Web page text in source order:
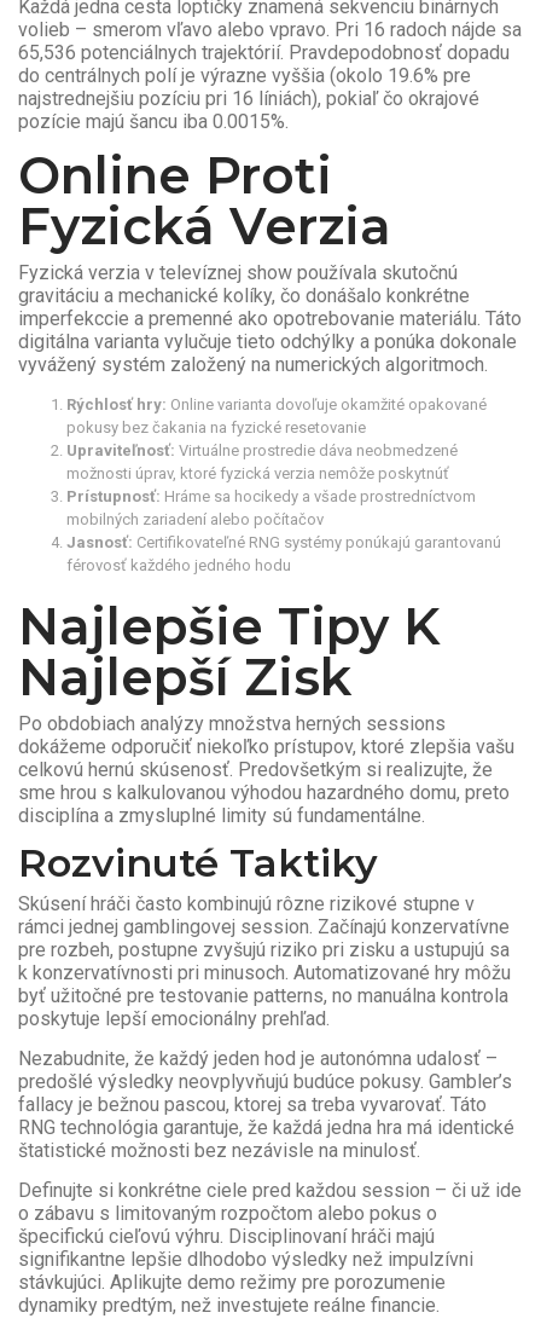
Každá jedna cesta loptičky znamená sekvenciu binárnych
volieb – smerom vľavo alebo vpravo. Pri 16 radoch nájde sa
65,536 potenciálnych trajektórií. Pravdepodobnosť dopadu
do centrálnych polí je výrazne vyššia (okolo 19.6% pre
najstrednejšiu pozíciu pri 16 líniách), pokiaľ čo okrajové
pozície majú šancu iba 0.0015%.
Online Proti
Fyzická Verzia
Fyzická verzia v televíznej show používala skutočnú
gravitáciu a mechanické kolíky, čo donášalo konkrétne
imperfekccie a premenné ako opotrebovanie materiálu. Táto
digitálna varianta vylučuje tieto odchýlky a ponúka dokonale
vyvážený systém založený na numerických algoritmoch.
Rýchlosť hry: Online varianta dovoľuje okamžité opakované
pokusy bez čakania na fyzické resetovanie
Upraviteľnosť: Virtuálne prostredie dáva neobmedzené
možnosti úprav, ktoré fyzická verzia nemôže poskytnúť
Prístupnosť: Hráme sa hocikedy a všade prostredníctvom
mobilných zariadení alebo počítačov
Jasnosť: Certifikovateľné RNG systémy ponúkajú garantovanú
férovosť každého jedného hodu
Najlepšie Tipy K
Najlepší Zisk
Po obdobiach analýzy množstva herných sessions
dokážeme odporučiť niekoľko prístupov, ktoré zlepšia vašu
celkovú hernú skúsenosť. Predovšetkým si realizujte, že
sme hrou s kalkulovanou výhodou hazardného domu, preto
disciplína a zmysluplné limity sú fundamentálne.
Rozvinuté Taktiky
Skúsení hráči často kombinujú rôzne rizikové stupne v
rámci jednej gamblingovej session. Začínajú konzervatívne
pre rozbeh, postupne zvyšujú riziko pri zisku a ustupujú sa
k konzervatívnosti pri minusoch. Automatizované hry môžu
byť užitočné pre testovanie patterns, no manuálna kontrola
poskytuje lepší emocionálny prehľad.
Nezabudnite, že každý jeden hod je autonómna udalosť –
predošlé výsledky neovplyvňujú budúce pokusy. Gambler’s
fallacy je bežnou pascou, ktorej sa treba vyvarovať. Táto
RNG technológia garantuje, že každá jedna hra má identické
štatistické možnosti bez nezávisle na minulosť.
Definujte si konkrétne ciele pred každou session – či už ide
o zábavu s limitovaným rozpočtom alebo pokus o
špecifickú cieľovú výhru. Disciplinovaní hráči majú
signifikantne lepšie dlhodobo výsledky než impulzívni
stávkujúci. Aplikujte demo režimy pre porozumenie
dynamiky predtým, než investujete reálne financie.